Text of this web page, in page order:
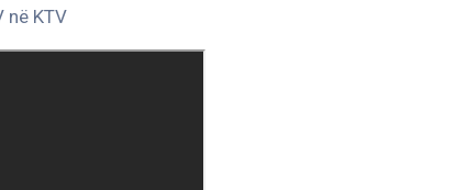
në KTV